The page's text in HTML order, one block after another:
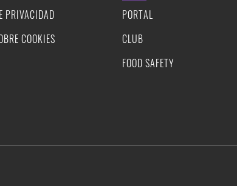
PRIVACIDAD
COOKIES
PORTAL
CLUB
FOOD SAFETY